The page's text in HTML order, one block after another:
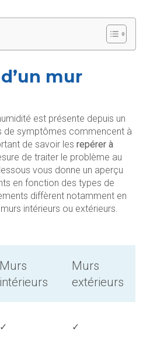
mur
est présente depuis un
de symptômes commencent à
de savoir les repérer à
de traiter le problème au
vous donne un aperçu
en fonction des types de
diffèrent notamment en
intérieurs ou extérieurs.
Murs
intérieurs
Murs
extérieurs
✓ ✓